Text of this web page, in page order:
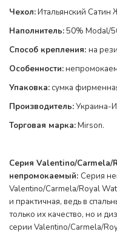
Чехол:Итальянский Сатин
Наполнитель:50% Modal/
Способ крепления: на
Особенности:
Упаковка: сумка
Производитель:Украина-
Торговая марка:Mirson.
Серия Valentino/Carmela/
непромокаемый: Серия
Valentino/Carmela/Royal
и практичная, ведь в
только их качество, но и
серии Valentino/Carmela/